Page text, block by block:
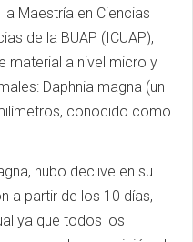
Maestría en Ciencias
de la BUAP (ICUAP),
material a nivel micro y
Daphnia magna (un
conocido como
hubo declive en su
a partir de los 10 días,
ya que todos los